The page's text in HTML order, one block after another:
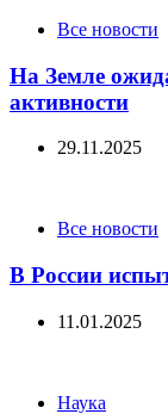
CategoriesВсе новости
На Земле
активности
29.11.2025
CategoriesВсе новости
В России
11.01.2025
Categories
Наука